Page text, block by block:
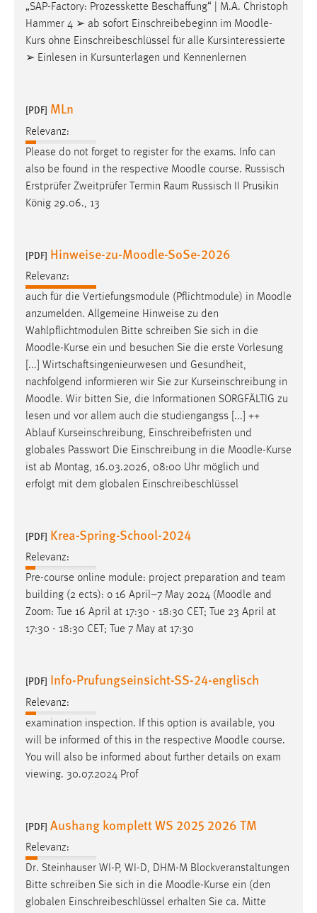
„SAP-Factory: Prozesskette Beschaffung“ | M.A. Christoph
Hammer 4 ➢ ab sofort Einschreibebeginn im Moodle-
Kurs ohne Einschreibeschlüssel für alle Kursinteressierte
➢ Einlesen in Kursunterlagen und Kennenlernen
[PDF] MLn
Relevanz:
Please do not forget to register for the exams. Info can
also be found in the respective Moodle course. Russisch
Erstprüfer Zweitprüfer Termin Raum Russisch II Prusikin
König 29.06., 13
[PDF] Hinweise-zu-Moodle-SoSe-2026
Relevanz:
auch für die Vertiefungsmodule (Pflichtmodule) in Moodle
anzumelden. Allgemeine Hinweise zu den
Wahlpflichtmodulen Bitte schreiben Sie sich in die
Moodle-Kurse ein und besuchen Sie die erste Vorlesung
[...] Wirtschaftsingenieurwesen und Gesundheit,
nachfolgend informieren wir Sie zur Kurseinschreibung in
Moodle. Wir bitten Sie, die Informationen SORGFÄLTIG zu
lesen und vor allem auch die studiengangss [...] ++
Ablauf Kurseinschreibung, Einschreibefristen und
globales Passwort Die Einschreibung in die Moodle-Kurse
ist ab Montag, 16.03.2026, 08:00 Uhr möglich und
erfolgt mit dem globalen Einschreibeschlüssel
[PDF] Krea-Spring-School-2024
Relevanz:
Pre-course online module: project preparation and team
building (2 ects): o 16 April–7 May 2024 (Moodle and
Zoom: Tue 16 April at 17:30 - 18:30 CET; Tue 23 April at
17:30 - 18:30 CET; Tue 7 May at 17:30
[PDF] Info-Prufungseinsicht-SS-24-englisch
Relevanz:
examination inspection. If this option is available, you
will be informed of this in the respective Moodle course.
You will also be informed about further details on exam
viewing. 30.07.2024 Prof
[PDF] Aushang komplett WS 2025 2026 TM
Relevanz:
Dr. Steinhauser WI-P, WI-D, DHM-M Blockveranstaltungen
Bitte schreiben Sie sich in die Moodle-Kurse ein (den
globalen Einschreibeschlüssel erhalten Sie ca. Mitte